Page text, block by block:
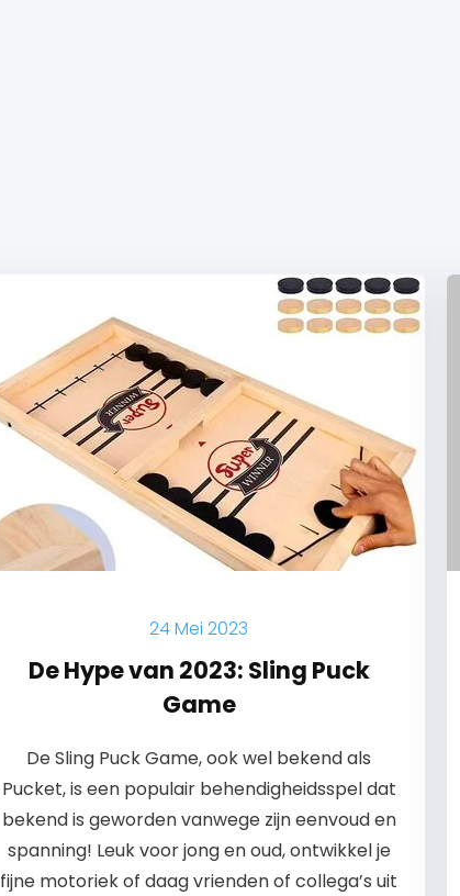
24 Mei 2023
De Hype van 2023: Sling Puck
Game
De Sling Puck Game, ook wel bekend als
Pucket, is een populair behendigheidsspel dat
bekend is geworden vanwege zijn eenvoud en
spanning! Leuk voor jong en oud, ontwikkel je
fijne motoriek of daag vrienden of collega’s uit